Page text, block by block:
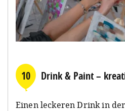
10 Drink & Paint –
Einen leckeren Drink in